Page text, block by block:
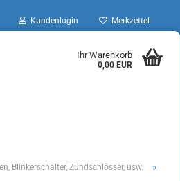
Kundenlogin Merkzettel
Ihr Warenkorb
0,00 EUR
Blinkerschalter, Zündschlösser, usw. »